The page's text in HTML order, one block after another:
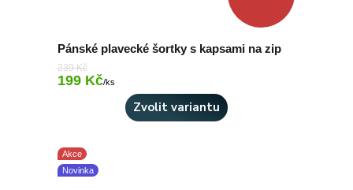
Pánské plavecké šortky s kapsami na zip
239 Kč
199 Kč/ks
Zvolit variantu
Akce
Novinka